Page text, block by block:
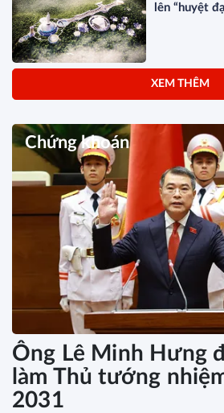
lên “huyệt
XEM THÊM
Chứng khoán
Ông Lê Minh Hưng
làm Thủ tướng
2031